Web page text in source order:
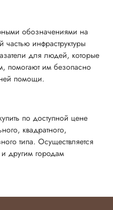
обозначениями на
частью инфраструктуры
для людей, которые
помогают им безопасно
помощи.
по доступной цене
квадратного,
типа. Осуществляется
другим городам